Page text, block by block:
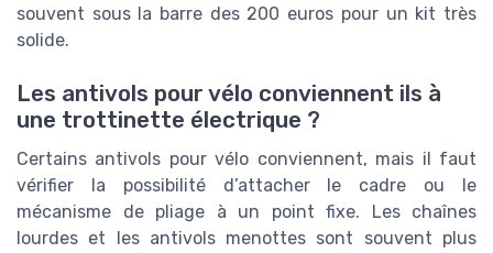
souvent sous la barre des 200 euros pour un kit très
solide.
Les antivols pour vélo conviennent ils à
une trottinette électrique ?
Certains antivols pour vélo conviennent, mais il faut
vérifier la possibilité d’attacher le cadre ou le
mécanisme de pliage à un point fixe. Les chaînes
lourdes et les antivols menottes sont souvent plus